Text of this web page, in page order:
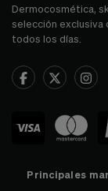
Dermocosmética,
selección
todos los días.
Principales